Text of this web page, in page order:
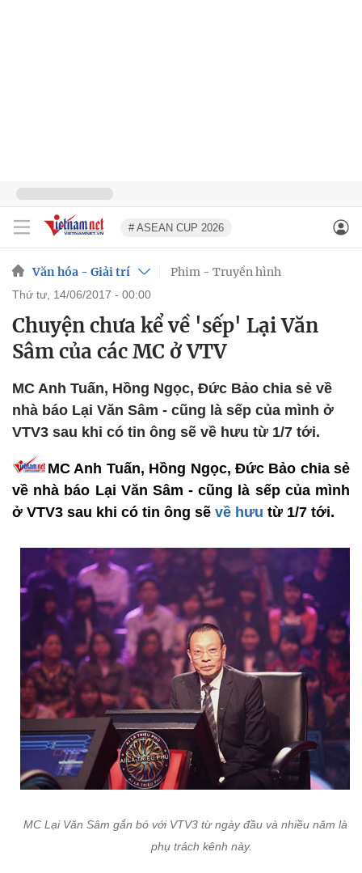
# ASEAN CUP 2026
Văn hóa - Giải trí Phim - Truyền hình
thứ tư, 14/06/2017 - 00:00
Chuyện chưa kể về 'sếp' Lại Văn
Sâm của các MC ở VTV
MC Anh Tuấn, Hồng Ngọc, Đức Bảo chia sẻ về
nhà báo Lại Văn Sâm - cũng là sếp của mình ở
VTV3 sau khi có tin ông sẽ về hưu từ 1/7 tới.
MC Anh Tuấn, Hồng Ngọc, Đức Bảo chia sẻ
về nhà báo Lại Văn Sâm - cũng là sếp của mình
ở VTV3 sau khi có tin ông sẽ về hưu từ 1/7 tới.
MC Lại Văn Sâm gắn bó với VTV3 từ ngày đầu và nhiều năm là
phụ trách kênh này.